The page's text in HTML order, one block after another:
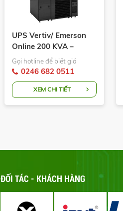
UPS Vertiv/ Emerson
Online 200 KVA –
Model: Liebert EXM
200KVA
Gọi hotline để biết giá
0246 682 0511
XEM CHI TIẾT
ĐỐI TÁC - KHÁCH HÀNG